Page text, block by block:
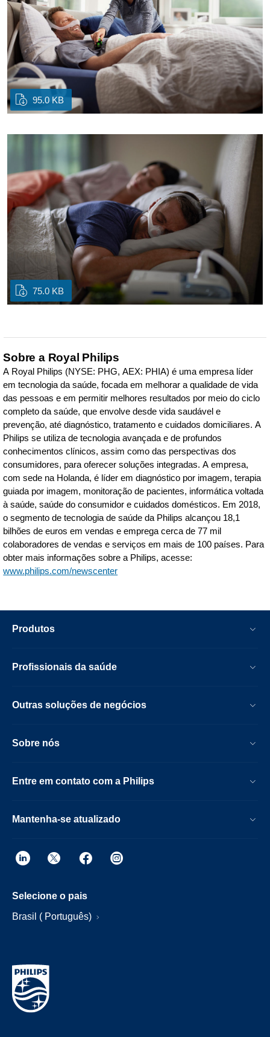
95.0 KB
75.0 KB
Sobre a Royal Philips
A Royal Philips (NYSE: PHG, AEX: PHIA) é uma empresa líder
em tecnologia da saúde, focada em melhorar a qualidade de vida
das pessoas e em permitir melhores resultados por meio do ciclo
completo da saúde, que envolve desde vida saudável e
prevenção, até diagnóstico, tratamento e cuidados domiciliares. A
Philips se utiliza de tecnologia avançada e de profundos
conhecimentos clínicos, assim como das perspectivas dos
consumidores, para oferecer soluções integradas. A empresa,
com sede na Holanda, é líder em diagnóstico por imagem, terapia
guiada por imagem, monitoração de pacientes, informática voltada
à saúde, saúde do consumidor e cuidados domésticos. Em 2018,
o segmento de tecnologia de saúde da Philips alcançou 18,1
bilhões de euros em vendas e emprega cerca de 77 mil
colaboradores de vendas e serviços em mais de 100 países. Para
obter mais informações sobre a Philips, acesse:
www.philips.com/newscenter
Produtos
Profissionais da saúde
Outras soluções de negócios
Sobre nós
Entre em contato com a Philips
Mantenha-se atualizado
Selecione o pais
Brasil ( Português)